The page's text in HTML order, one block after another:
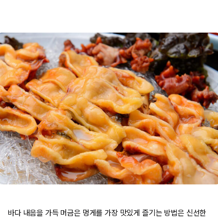
바다 내음을 가득 머금은 멍게를 가장 맛있게 즐기는 방법은 신선한